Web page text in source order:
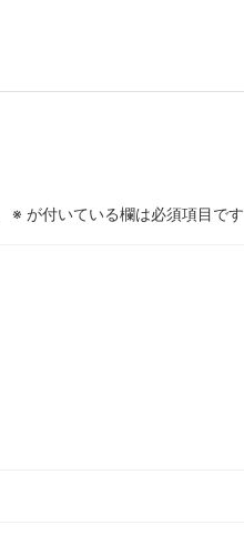
※ が付いている欄は必須項目です